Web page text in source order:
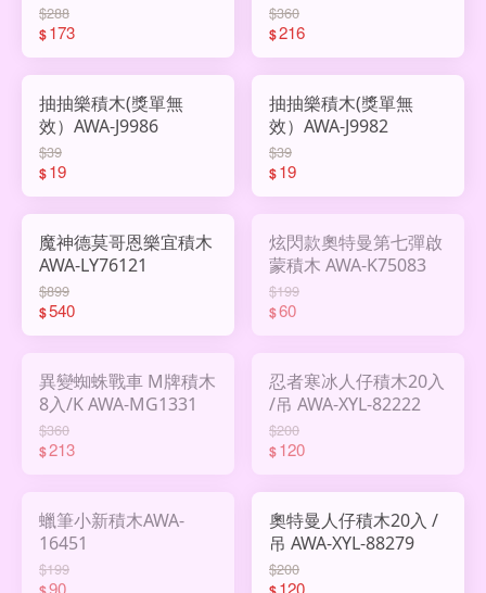
$288
$173
$360
$216
抽抽樂積木(獎單無
效）AWA-J9986
$39
$19
抽抽樂積木(獎單無
效）AWA-J9982
$39
$19
魔神德莫哥恩樂宜積木
AWA-LY76121
$899
$540
炫閃款奧特曼第七彈啟
蒙積木 AWA-K75083
$199
$60
異變蜘蛛戰車 M牌積木
8入/K AWA-MG1331
$360
$213
忍者寒冰人仔積木20入
/吊 AWA-XYL-82222
$200
$120
蠟筆小新積木AWA-
16451
$199
90
奧特曼人仔積木20入 /
吊 AWA-XYL-88279
$200
120